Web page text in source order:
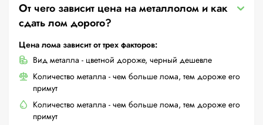
От чего зависит цена на металлолом и как
сдать лом дорого?
Цена лома зависит от трех факторов:
Вид металла - цветной дороже, черный дешевле
Количество металла - чем больше лома, тем дороже его
примут
Количество металла - чем больше лома, тем дороже его
примут